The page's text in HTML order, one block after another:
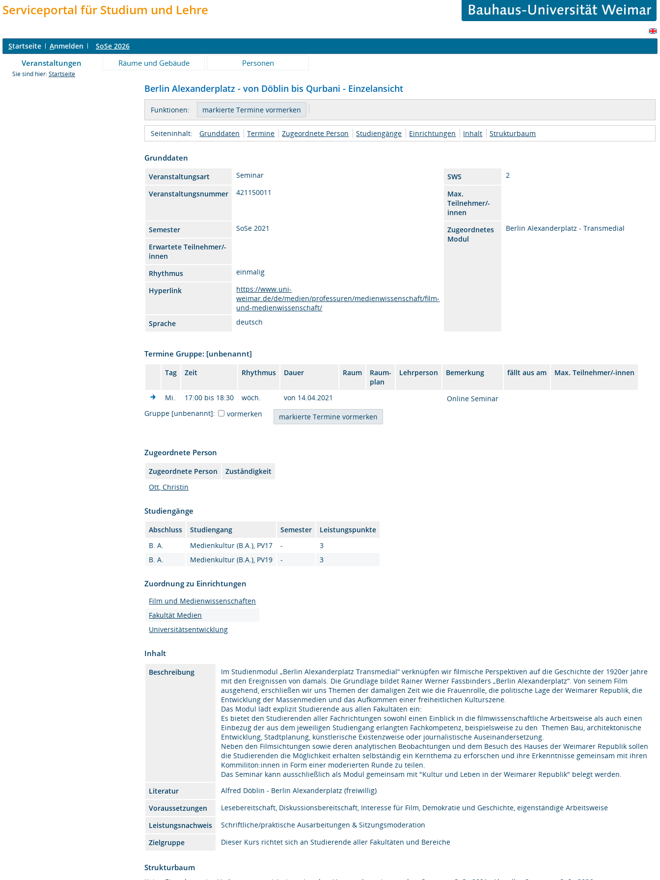
Serviceportal für Studium und Lehre
Startseite Anmelden SoSe 2026
Veranstaltungen Räume und Gebäude Personen
Sie sind hier: Startseite
Berlin Alexanderplatz - von Döblin bis Qurbani - Einzelansicht
Funktionen:
Seiteninhalt: Grunddaten Termine Zugeordnete Person Studiengänge Einrichtungen Inhalt Strukturbaum
Grunddaten
Veranstaltungsart Seminar SWS
2
Veranstaltungsnummer
421150011
Max.
Teilnehmer/-
innen
Semester
SoSe 2021
Zugeordnetes
Modul
Berlin Alexanderplatz - Transmedial
Erwartete Teilnehmer/-
innen
Rhythmus
einmalig
Hyperlink
https://www.uni-
weimar.de/de/medien/professuren/medienwissenschaft/film-
und-medienwissenschaft/
Sprache
deutsch
Termine Gruppe: [unbenannt]
Tag Zeit Rhythmus Dauer Raum
Raum-
plan
Lehrperson Bemerkung fällt aus am Max. Teilnehmer/-innen
Mi. 17:00 bis 18:30 wöch. von 14.04.2021
Online Seminar
Gruppe [unbenannt]:
vormerken
Zugeordnete Person
Zugeordnete Person
Zuständigkeit
Ott, Christin
Studiengänge
Abschluss Studiengang Semester
Leistungspunkte
B. A.
Medienkultur (B.A.), PV17 -
3
B. A.
Medienkultur (B.A.), PV19 - 3
Zuordnung zu Einrichtungen
Film und Medienwissenschaften
Fakultät Medien
Universitätsentwicklung
Inhalt
Beschreibung
Im Studienmodul „Berlin Alexanderplatz Transmedial“ verknüpfen wir filmische Perspektiven auf die Geschichte der 1920er Jahre
mit den Ereignissen von damals. Die Grundlage bildet Rainer Werner Fassbinders „Berlin Alexanderplatz“. Von seinem Film
ausgehend, erschließen wir uns Themen der damaligen Zeit wie die Frauenrolle, die politische Lage der Weimarer Republik, die
Entwicklung der Massenmedien und das Aufkommen einer freiheitlichen Kulturszene.
Das Modul lädt explizit Studierende aus allen Fakultäten ein:
Es bietet den Studierenden aller Fachrichtungen sowohl einen Einblick in die filmwissenschaftliche Arbeitsweise als auch einen
Einbezug der aus dem jeweiligen Studiengang erlangten Fachkompetenz, beispielsweise zu den Themen Bau, architektonische
Entwicklung, Stadtplanung, künstlerische Existenzweise oder journalistische Auseinandersetzung.
Neben den Filmsichtungen sowie deren analytischen Beobachtungen und dem Besuch des Hauses der Weimarer Republik sollen
die Studierenden die Möglichkeit erhalten selbständig ein Kernthema zu erforschen und ihre Erkenntnisse gemeinsam mit ihren
Kommiliton:innen in Form einer moderierten Runde zu teilen.
Das Seminar kann ausschließlich als Modul gemeinsam mit "Kultur und Leben in der Weimarer Republik" belegt werden.
Literatur
Alfred Döblin - Berlin Alexanderplatz (freiwillig)
Voraussetzungen
Lesebereitschaft, Diskussionsbereitschaft, Interesse für Film, Demokratie und Geschichte, eigenständige Arbeitsweise
Leistungsnachweis
Schriftliche/praktische Ausarbeitungen & Sitzungsmoderation
Zielgruppe
Dieser Kurs richtet sich an Studierende aller Fakultäten und Bereiche
Strukturbaum